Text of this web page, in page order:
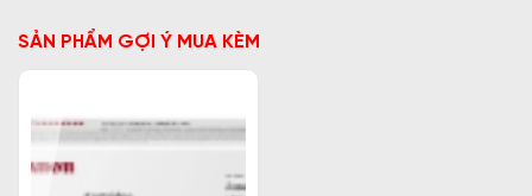
SẢN PHẨM GỢI Ý MUA KÈM